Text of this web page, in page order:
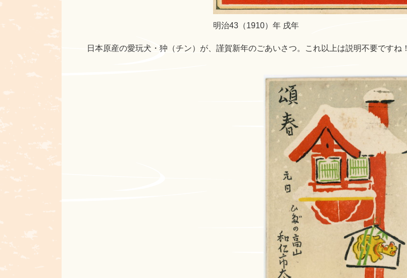
明治43（1910）年 戌年
日本原産の愛玩犬・狆（チン）が、謹賀新年のごあいさつ。これ以上は説明不要ですね！